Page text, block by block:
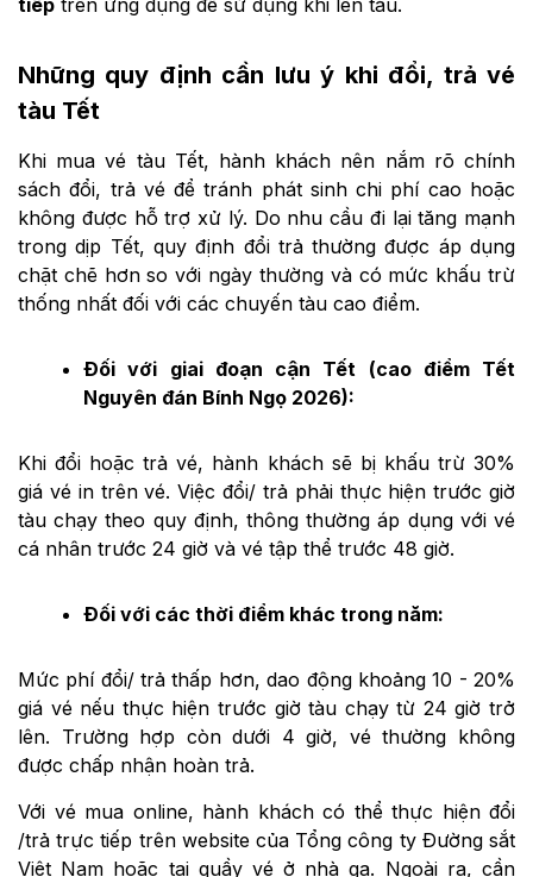
tiếp trên ứng dụng để sử dụng khi lên tàu.
Những quy định cần lưu ý khi đổi, trả vé
tàu Tết
Khi mua vé tàu Tết, hành khách nên nắm rõ chính
sách đổi, trả vé để tránh phát sinh chi phí cao hoặc
không được hỗ trợ xử lý. Do nhu cầu đi lại tăng mạnh
trong dịp Tết, quy định đổi trả thường được áp dụng
chặt chẽ hơn so với ngày thường và có mức khấu trừ
thống nhất đối với các chuyến tàu cao điểm.
Đối với giai đoạn cận Tết (cao điểm Tết
Nguyên đán Bính Ngọ 2026):
Khi đổi hoặc trả vé, hành khách sẽ bị khấu trừ 30%
giá vé in trên vé. Việc đổi/ trả phải thực hiện trước giờ
tàu chạy theo quy định, thông thường áp dụng với vé
cá nhân trước 24 giờ và vé tập thể trước 48 giờ.
Đối với các thời điểm khác trong năm:
Mức phí đổi/ trả thấp hơn, dao động khoảng 10 - 20%
giá vé nếu thực hiện trước giờ tàu chạy từ 24 giờ trở
lên. Trường hợp còn dưới 4 giờ, vé thường không
được chấp nhận hoàn trả.
Với vé mua online, hành khách có thể thực hiện đổi
/trả trực tiếp trên website của Tổng công ty Đường sắt
Việt Nam hoặc tại quầy vé ở nhà ga. Ngoài ra, cần